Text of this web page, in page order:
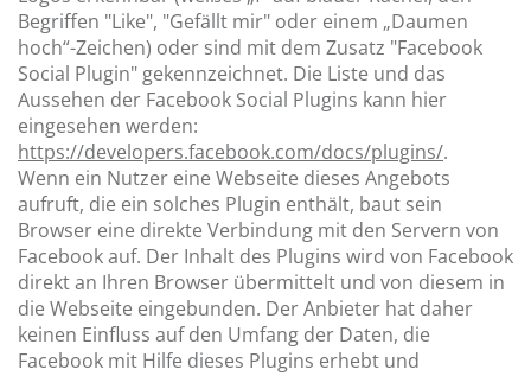
Begriffen "Like", "Gefällt mir" oder einem „Daumen
hoch“-Zeichen) oder sind mit dem Zusatz "Facebook
Social Plugin" gekennzeichnet. Die Liste und das
Aussehen der Facebook Social Plugins kann hier
eingesehen werden:
https://developers.facebook.com/docs/plugins/.
Wenn ein Nutzer eine Webseite dieses Angebots
aufruft, die ein solches Plugin enthält, baut sein
Browser eine direkte Verbindung mit den Servern von
Facebook auf. Der Inhalt des Plugins wird von Facebook
direkt an Ihren Browser übermittelt und von diesem in
die Webseite eingebunden. Der Anbieter hat daher
keinen Einfluss auf den Umfang der Daten, die
Facebook mit Hilfe dieses Plugins erhebt und